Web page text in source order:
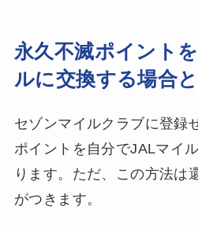
永久不滅ポイント
ルに交換する場合
セゾンマイルクラブに登録
ポイントを自分でJALマイ
ります。ただ、この方法は
がつきます。